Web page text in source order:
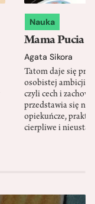
Nauka
Mama Pucia
Agata Sikora
Tatom daje się
osobistej ambicji,
czyli cech i
przedstawia się
opiekuńcze,
cierpliwe i